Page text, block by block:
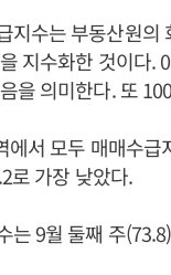
지수는 부동산원의
지수화한 것이다.
을 의미한다. 또
에서 모두 매매수급
로 가장 낮았다.
는 9월 둘째 주